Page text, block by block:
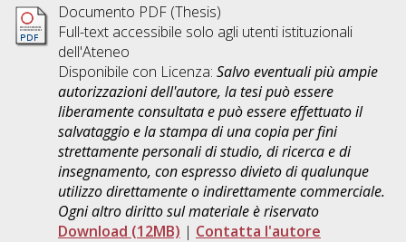
Documento PDF (Thesis)
Full-text accessibile solo agli utenti istituzionali
dell'Ateneo
Disponibile con Licenza: Salvo eventuali più ampie
autorizzazioni dell'autore, la tesi può essere
liberamente consultata e può essere effettuato il
salvataggio e la stampa di una copia per fini
strettamente personali di studio, di ricerca e di
insegnamento, con espresso divieto di qualunque
utilizzo direttamente o indirettamente commerciale.
Ogni altro diritto sul materiale è riservato
Download (12MB) | Contatta l'autore